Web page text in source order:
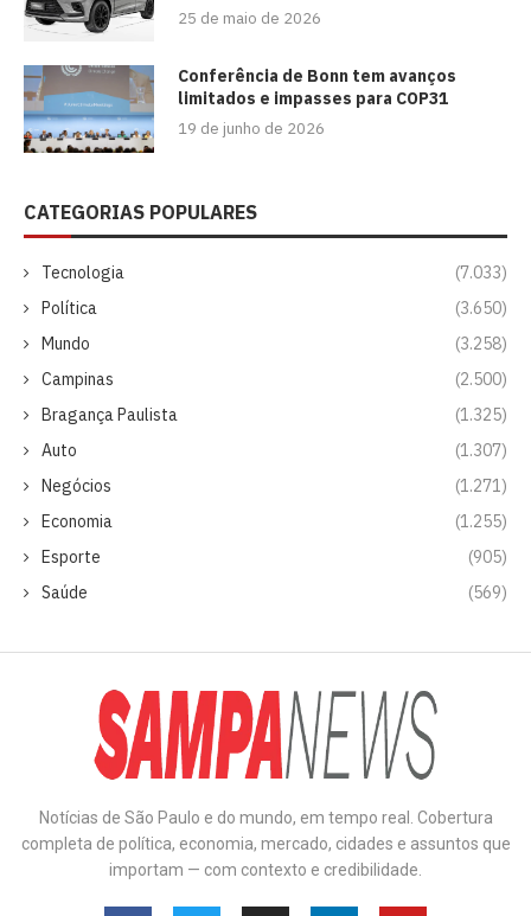
25 de maio de 2026
Conferência de Bonn tem avanços
limitados e impasses para COP31
19 de junho de 2026
CATEGORIAS POPULARES
Tecnologia
(7.033)
Política
(3.650)
Mundo
(3.258)
Campinas
(2.500)
Bragança Paulista
(1.325)
Auto
(1.307)
Negócios
(1.271)
Economia
(1.255)
Esporte
(905)
Saúde
(569)
Notícias de São Paulo e do mundo, em tempo real. Cobertura
completa de política, economia, mercado, cidades e assuntos que
importam — com contexto e credibilidade.